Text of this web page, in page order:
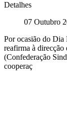
Detalhes
07 Outubro
Por ocasião do
reafirma à direcção
(Confederação
cooperaç